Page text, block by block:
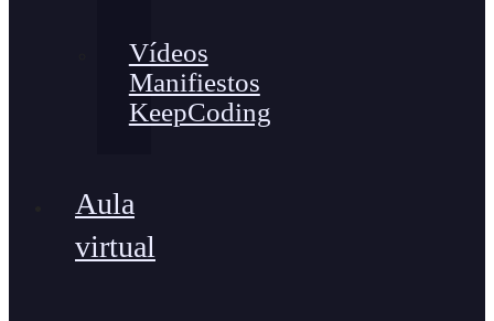
Vídeos
Manifiestos
KeepCoding
Aula
virtual